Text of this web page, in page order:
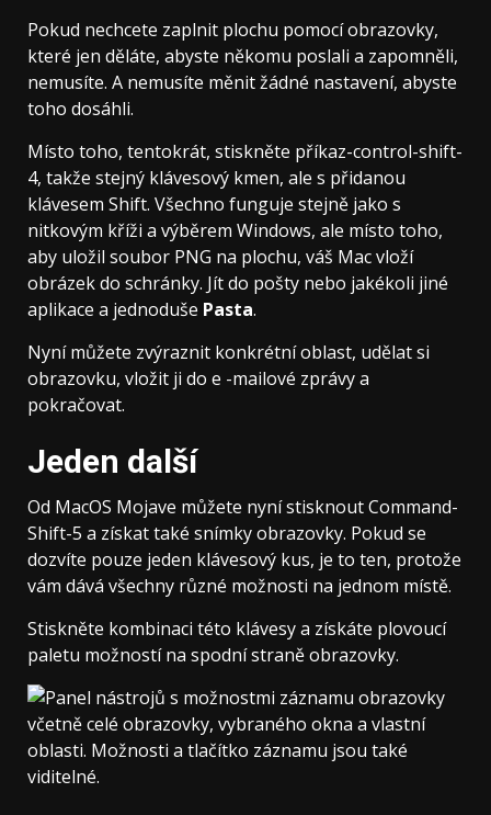
Pokud nechcete zaplnit plochu pomocí obrazovky,
které jen děláte, abyste někomu poslali a zapomněli,
nemusíte. A nemusíte měnit žádné nastavení, abyste
toho dosáhli.
Místo toho, tentokrát, stiskněte příkaz-control-shift-
4, takže stejný klávesový kmen, ale s přidanou
klávesem Shift. Všechno funguje stejně jako s
nitkovým kříži a výběrem Windows, ale místo toho,
aby uložil soubor PNG na plochu, váš Mac vloží
obrázek do schránky. Jít do pošty nebo jakékoli jiné
aplikace a jednoduše Pasta.
Nyní můžete zvýraznit konkrétní oblast, udělat si
obrazovku, vložit ji do e -mailové zprávy a
pokračovat.
Jeden další
Od MacOS Mojave můžete nyní stisknout Command-
Shift-5 a získat také snímky obrazovky. Pokud se
dozvíte pouze jeden klávesový kus, je to ten, protože
vám dává všechny různé možnosti na jednom místě.
Stiskněte kombinaci této klávesy a získáte plovoucí
paletu možností na spodní straně obrazovky.